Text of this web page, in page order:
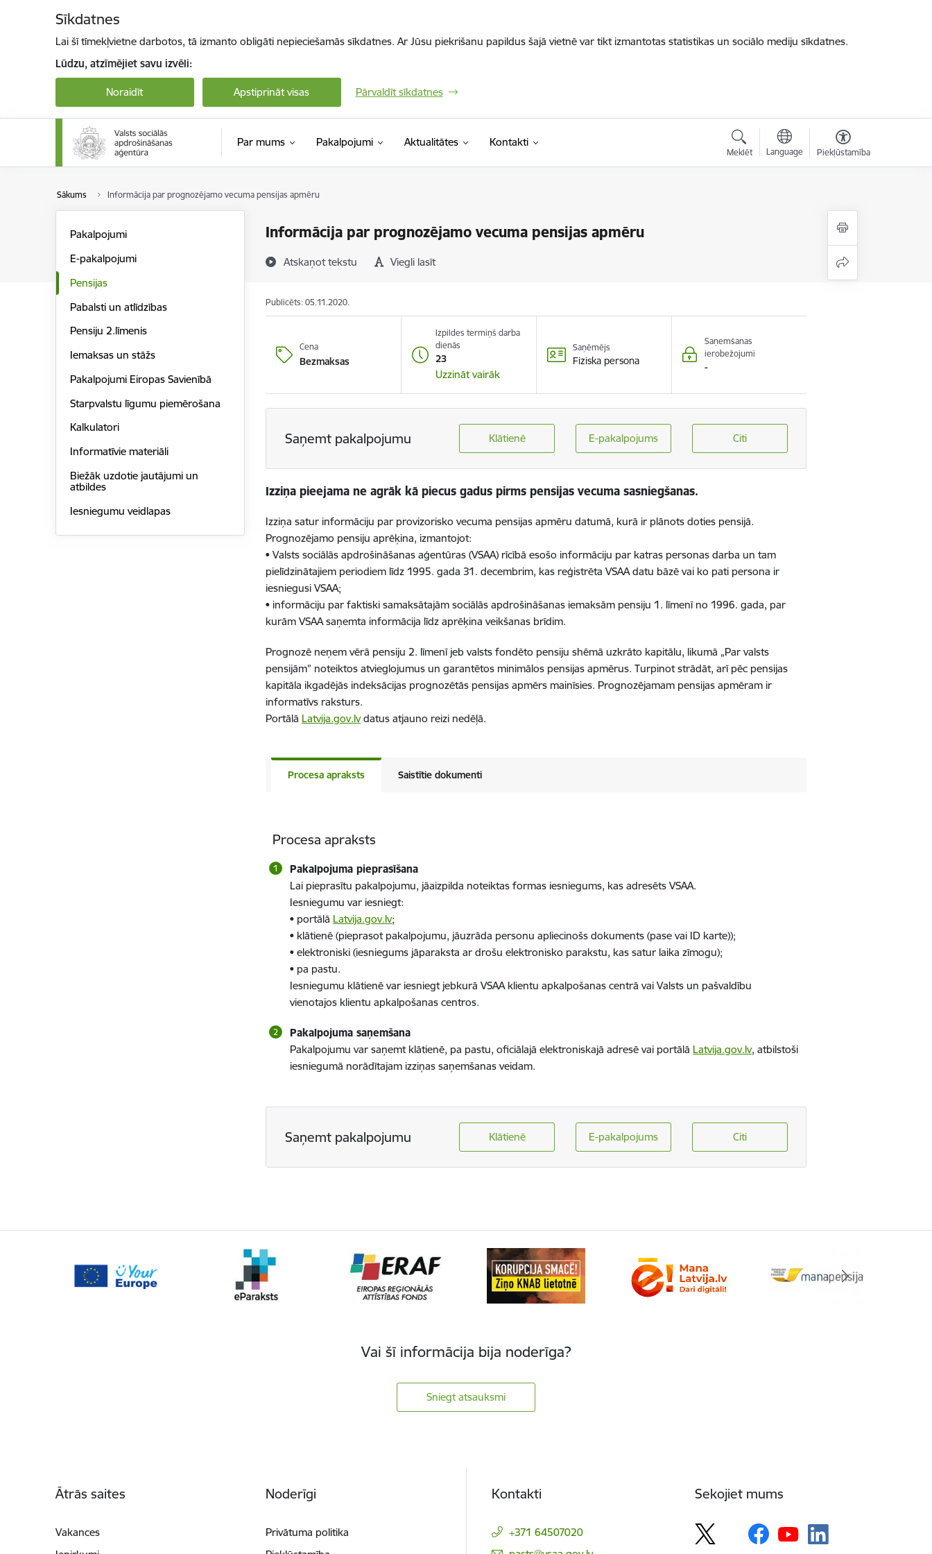
Sīkdatnes
Lai šī tīmekļvietne darbotos, tā izmanto obligāti nepieciešamās sīkdatnes. Ar Jūsu piekrišanu papildus šajā vietnē var tikt izmantotas statistikas un sociālo mediju sīkdatnes.
Lūdzu, atzīmējiet savu izvēli:
Noraidīt Apstiprināt visas Pārvaldīt sīkdatnes
Par mums Pakalpojumi Aktualitātes Kontakti
Meklēt Language Piekļūstamība
Sākums Informācija par prognozējamo vecuma pensijas apmēru
Informācija par prognozējamo vecuma pensijas apmēru
Atskaņot tekstu Viegli lasīt
Pakalpojumi
E-pakalpojumi
Pensijas
Pabalsti un atlīdzības
Pensiju 2.līmenis
Iemaksas un stāžs
Pakalpojumi Eiropas Savienībā
Starpvalstu līgumu piemērošana
Kalkulatori
Informatīvie materiāli
Biežāk uzdotie jautājumi un
atbildes
Iesniegumu veidlapas
Publicēts: 05.11.2020.
Cena
Bezmaksas
Izpildes termiņš darba
dienās
23
Uzzināt vairāk
Saņēmējs
Fiziska persona
Saņemšanas
ierobežojumi
-
Saņemt pakalpojumu Klātienē E-pakalpojums Citi
Izziņa pieejama ne agrāk kā piecus gadus pirms pensijas vecuma sasniegšanas.
Izziņa satur informāciju par provizorisko vecuma pensijas apmēru datumā, kurā ir plānots doties pensijā.
Prognozējamo pensiju aprēķina, izmantojot:
• Valsts sociālās apdrošināšanas aģentūras (VSAA) rīcībā esošo informāciju par katras personas darba un tam
pielīdzinātajiem periodiem līdz 1995. gada 31. decembrim, kas reģistrēta VSAA datu bāzē vai ko pati persona ir
iesniegusi VSAA;
• informāciju par faktiski samaksātajām sociālās apdrošināšanas iemaksām pensiju 1. līmenī no 1996. gada, par
kurām VSAA saņemta informācija līdz aprēķina veikšanas brīdim.
Prognozē neņem vērā pensiju 2. līmenī jeb valsts fondēto pensiju shēmā uzkrāto kapitālu, likumā „Par valsts
pensijām” noteiktos atvieglojumus un garantētos minimālos pensijas apmērus. Turpinot strādāt, arī pēc pensijas
kapitāla ikgadējās indeksācijas prognozētās pensijas apmērs mainīsies. Prognozējamam pensijas apmēram ir
informatīvs raksturs.
Portālā Latvija.gov.lvdatus atjauno reizi nedēļā.
Procesa apraksts Saistītie dokumenti
Procesa apraksts
Pakalpojuma pieprasīšana
Lai pieprasītu pakalpojumu, jāaizpilda noteiktas formas iesniegums, kas adresēts VSAA.
Iesniegumu var iesniegt:
• portālā Latvija.gov.lv;
• klātienē (pieprasot pakalpojumu, jāuzrāda personu apliecinošs dokuments (pase vai ID karte));
• elektroniski (iesniegums jāparaksta ar drošu elektronisko parakstu, kas satur laika zīmogu);
• pa pastu.
Iesniegumu klātienē var iesniegt jebkurā VSAA klientu apkalpošanas centrā vai Valsts un pašvaldību
vienotajos klientu apkalpošanas centros.
Pakalpojuma saņemšana
Pakalpojumu var saņemt klātienē, pa pastu, oficiālajā elektroniskajā adresē vai portālā Latvija.gov.lv, atbilstoši
iesniegumā norādītajam izziņas saņemšanas veidam.
Saņemt pakalpojumu Klātienē E-pakalpojums Citi
Vai šī informācija bija noderīga?
Sniegt atsauksmi
Ātrās saites
Vakances
Noderīgi
Privātuma politika
Kontakti
+371 64507020
Sekojiet mums